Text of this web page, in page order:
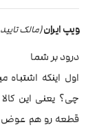
ویپ ایران(مالک
درود بر شما
اول اینکه
چی؟ یعنی این
قطعه رو هم عوض‌